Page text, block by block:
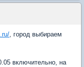
, город выбираем
включительно, на